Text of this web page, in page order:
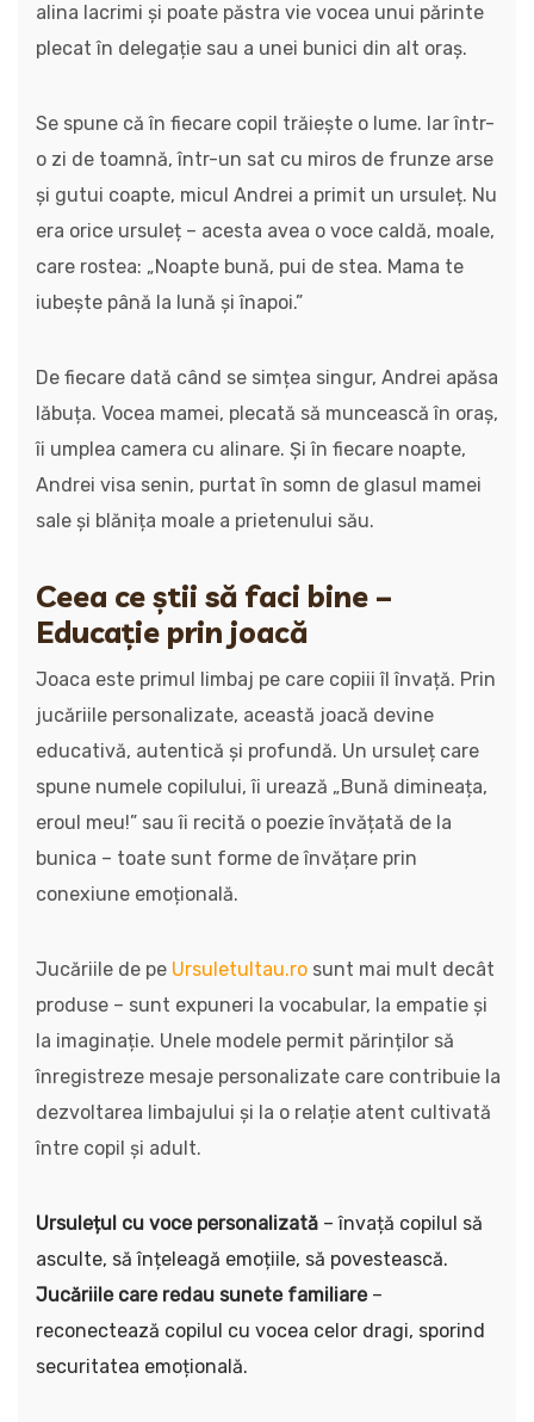
alina lacrimi și poate păstra vie vocea unui părinte
plecat în delegație sau a unei bunici din alt oraș.
Se spune că în fiecare copil trăiește o lume. Iar într-
o zi de toamnă, într-un sat cu miros de frunze arse
și gutui coapte, micul Andrei a primit un ursuleț. Nu
era orice ursuleț – acesta avea o voce caldă, moale,
care rostea: „Noapte bună, pui de stea. Mama te
iubește până la lună și înapoi.”
De fiecare dată când se simțea singur, Andrei apăsa
lăbuța. Vocea mamei, plecată să muncească în oraș,
îi umplea camera cu alinare. Și în fiecare noapte,
Andrei visa senin, purtat în somn de glasul mamei
sale și blănița moale a prietenului său.
Ceea ce știi să faci bine –
Educație prin joacă
Joaca este primul limbaj pe care copiii îl învață. Prin
jucăriile personalizate, această joacă devine
educativă, autentică și profundă. Un ursuleț care
spune numele copilului, îi urează „Bună dimineața,
eroul meu!” sau îi recită o poezie învățată de la
bunica – toate sunt forme de învățare prin
conexiune emoțională.
Jucăriile de pe Ursuletultau.ro sunt mai mult decât
produse – sunt expuneri la vocabular, la empatie și
la imaginație. Unele modele permit părinților să
înregistreze mesaje personalizate care contribuie la
dezvoltarea limbajului și la o relație atent cultivată
între copil și adult.
Ursulețul cu voce personalizată – învață copilul să
asculte, să înțeleagă emoțiile, să povestească.
Jucăriile care redau sunete familiare–
reconectează copilul cu vocea celor dragi, sporind
securitatea emoțională.